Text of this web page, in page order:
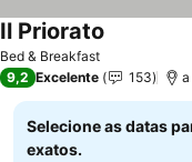
Bed & Breakfast
Il Priorato
9,2 Excelente 153
Selecione as datas
exatos.